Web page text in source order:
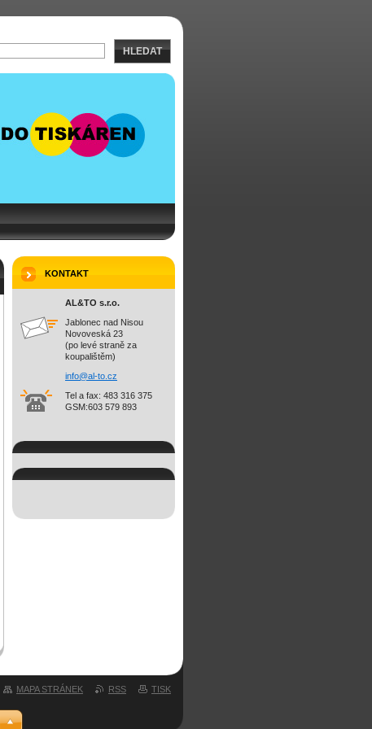
KONTAKT
AL&TO s.r.o.
Jablonec nad Nisou
Novoveská 23
(po levé straně za
koupalištěm)
info@al-to.cz
Tel a fax: 483 316 375
GSM:603 579 893
HLEDAT
MAPA STRÁNEK RSS TISK